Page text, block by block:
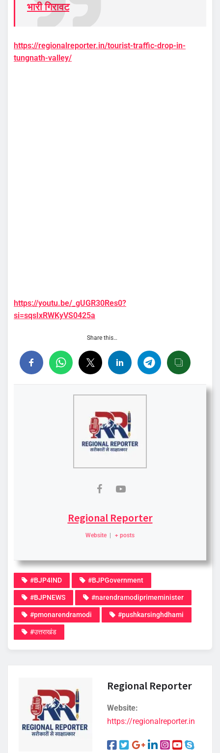
भारी गिरावट
https://regionalreporter.in/tourist-traffic-drop-in-
tungnath-valley/
https://youtu.be/_gUGR30Res0?
si=sqsIxRWKyVS0425a
Share this…
Regional Reporter
Website | + posts
#BJP4IND #BJPGovernment
#BJPNEWS #narendramodiprimeminister
#pmonarendramodi #pushkarsinghdhami
#उत्तराखंड
Regional Reporter
Website:
https://regionalreporter.in